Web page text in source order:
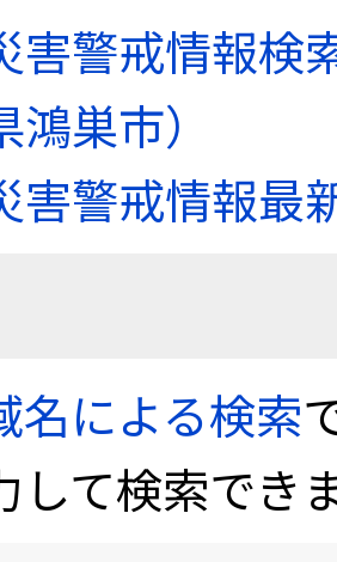
害警戒情報検
巣市）
害警戒情報最
名による検索
して検索でき